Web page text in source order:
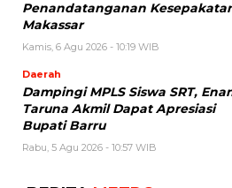
Penandatanganan
Makassar
Kamis, 6 Agu 2026 - 10:19 WIB
Daerah
Dampingi MPLS Siswa SRT,
Taruna Akmil Dapat Apresiasi
Bupati Barru
Rabu, 5 Agu 2026 - 10:57 WIB